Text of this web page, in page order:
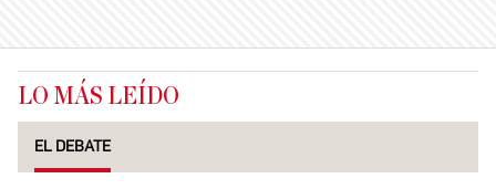
LO MÁS LEÍDO
EL DEBATE